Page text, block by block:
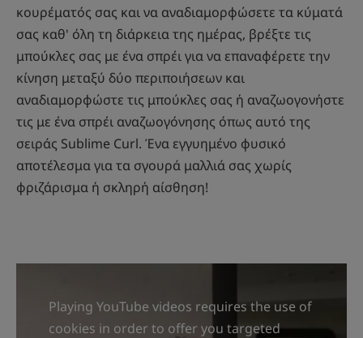
κουρέματός σας και να αναδιαμορφώσετε τα κύματά
σας καθ' όλη τη διάρκεια της ημέρας, βρέξτε τις
μπούκλες σας με ένα σπρέι για να επαναφέρετε την
κίνηση μεταξύ δύο περιποιήσεων και
αναδιαμορφώστε τις μπούκλες σας ή αναζωογονήστε
τις με ένα σπρέι αναζωογόνησης όπως αυτό της
σειράς Sublime Curl. Ένα εγγυημένο φυσικό
αποτέλεσμα για τα σγουρά μαλλιά σας χωρίς
φριζάρισμα ή σκληρή αίσθηση!
Playing YouTube videos requires the use of
cookies in order to offer you targeted